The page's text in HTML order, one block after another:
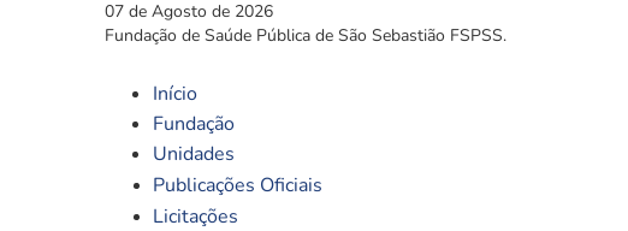
07 de Agosto de 2026
Fundação de Saúde Pública de São Sebastião FSPSS.
Início
Fundação
Unidades
Publicações Oficiais
Licitações